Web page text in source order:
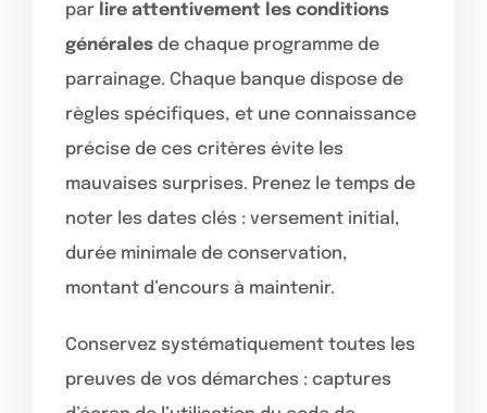
par lire attentivement les conditions
générales de chaque programme de
parrainage. Chaque banque dispose de
règles spécifiques, et une connaissance
précise de ces critères évite les
mauvaises surprises. Prenez le temps de
noter les dates clés : versement initial,
durée minimale de conservation,
montant d’encours à maintenir.
Conservez systématiquement toutes les
preuves de vos démarches : captures